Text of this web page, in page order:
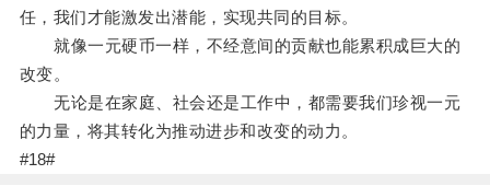
任，我们才能激发出潜能，实现共同的目标。
就像一元硬币一样，不经意间的贡献也能累积成巨大的
改变。
无论是在家庭、社会还是工作中，都需要我们珍视一元
的力量，将其转化为推动进步和改变的动力。
#18#